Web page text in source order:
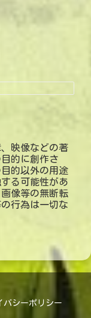
映像などの著
的に創作さ
的以外の用途
る可能性があ
像等の無断転
行為は一切な
バシーポリシー